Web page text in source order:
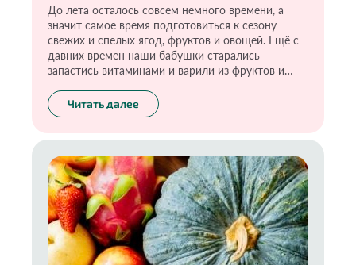
До лета осталось совсем немного времени, а
значит самое время подготовиться к сезону
свежих и спелых ягод, фруктов и овощей. Ещё с
давних времен наши бабушки старались
запастись витаминами и варили из фруктов и
оставалось мало, зато было много сахара.
Сегодня же, я думаю, все знают, что лучший
всех правилах этого способа, а также о том, как
хранить замороженные продукты, чтобы они не
уступали по вкусу и пользе свежим.
Читать далее